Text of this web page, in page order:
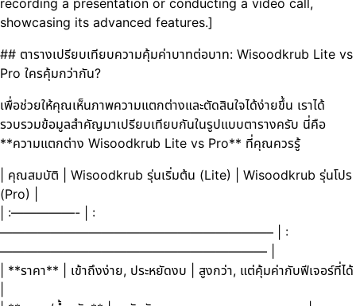
showcasing its advanced features.]
## ตารางเปรียบเทียบความคุ้มค่าบาทต่อบาท: Wisoodkrub Lite vs
Pro ใครคุ้มกว่ากัน?
เพื่อช่วยให้คุณเห็นภาพความแตกต่างและตัดสินใจได้ง่ายขึ้น เราได้
รวบรวมข้อมูลสำคัญมาเปรียบเทียบกันในรูปแบบตารางครับ นี่คือ
**ความแตกต่าง Wisoodkrub Lite vs Pro** ที่คุณควรรู้
| คุณสมบัติ | Wisoodkrub รุ่นเริ่มต้น (Lite) | Wisoodkrub รุ่นโปร
(Pro) |
| :—————- | :
—————————————————————– | :
————————————————————— |
| **ราคา** | เข้าถึงง่าย, ประหยัดงบ | สูงกว่า, แต่คุ้มค่ากับฟีเจอร์ที่ได้